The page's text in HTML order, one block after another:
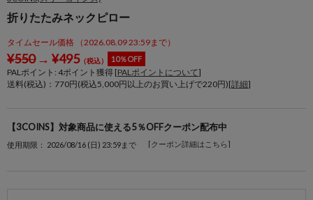
折りたたみネックピロー
タイムセール価格 （2026.08.09 23:59まで）
¥550→ ¥495（税込） 10％OFF
PALポイント: 4ポイント獲得 [PALポイントについて]
送料(税込)：770円(税込5,000円以上のお買い上げで220円)[詳細]
【3COINS】対象商品に使える5％OFFクーポン配布中
使用期限： 2026/08/16 (日) 23:59まで [クーポン詳細はこちら]